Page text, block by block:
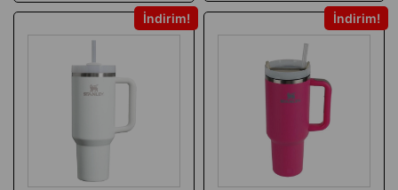
İndirim İndirim